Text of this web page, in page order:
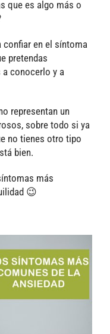
que es algo más o
confiar en el síntoma
pretendas
conocerlo y a
representan un
sobre todo si ya
no tienes otro tipo
bien.
más
😉